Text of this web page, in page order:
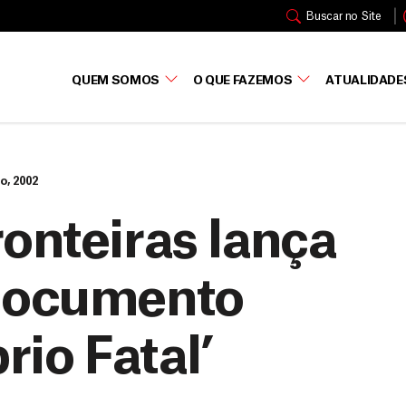
Buscar no Site
QUEM SOMOS O QUE FAZEMOS
2002
lança
Fatal’